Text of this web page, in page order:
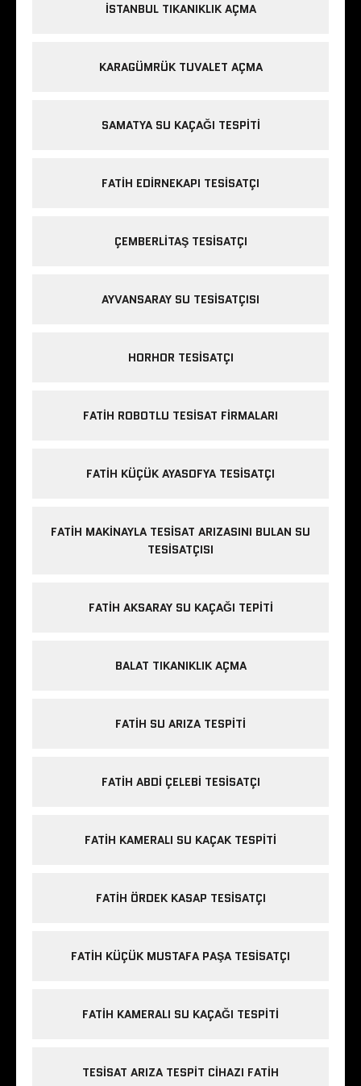
ISTANBUL TIKANIKLIK AÇMA
KARAGÜMRÜK TUVALET AÇMA
SAMATYA SU KAÇAĞI TESPITI
FATIH EDIRNEKAPI TESISATÇI
ÇEMBERLITAŞ TESISATÇI
AYVANSARAY SU TESISATÇISI
HORHOR TESISATÇI
FATIH ROBOTLU TESISAT FIRMALARI
FATIH KÜÇÜK AYASOFYA TESISATÇI
FATIH MAKINAYLA TESISAT ARIZASINI BULAN SU
TESISATÇISI
FATIH AKSARAY SU KAÇAĞI TEPITI
BALAT TIKANIKLIK AÇMA
FATIH SU ARIZA TESPITI
FATIH ABDI ÇELEBI TESISATÇI
FATIH KAMERALI SU KAÇAK TESPITI
FATIH ÖRDEK KASAP TESISATÇI
FATIH KÜÇÜK MUSTAFA PAŞA TESISATÇI
FATIH KAMERALI SU KAÇAĞI TESPITI
TESISAT ARIZA TESPIT CIHAZI FATIH